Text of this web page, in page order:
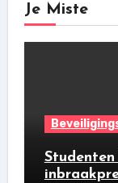
Je Miste